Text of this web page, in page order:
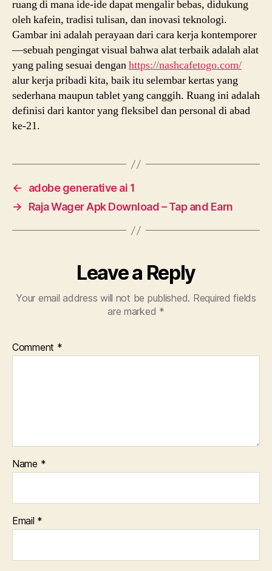
ruang di mana ide-ide dapat mengalir bebas, didukung
oleh kafein, tradisi tulisan, dan inovasi teknologi.
Gambar ini adalah perayaan dari cara kerja kontemporer
—sebuah pengingat visual bahwa alat terbaik adalah alat
yang paling sesuai denganhttps://nashcafetogo.com/
alur kerja pribadi kita, baik itu selembar kertas yang
sederhana maupun tablet yang canggih. Ruang ini adalah
definisi dari kantor yang fleksibel dan personal di abad
ke-21.
←
adobe generative ai 1
→
Raja Wager Apk Download – Tap and Earn
Leave a Reply
Your email address will not be published. Required fields
are marked *
Comment *
Name *
Email *